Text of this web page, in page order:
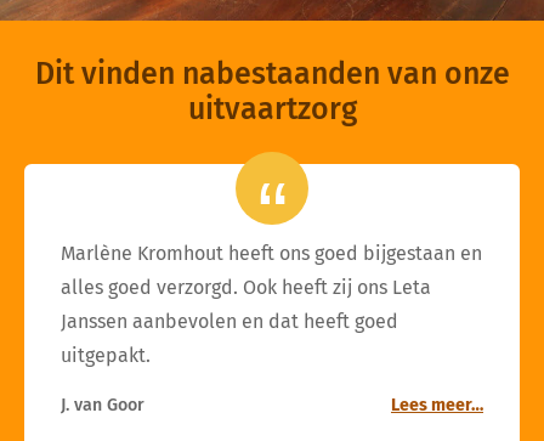
Dit vinden nabestaanden van onze
uitvaartzorg
Marlène Kromhout heeft ons goed bijgestaan en
alles goed verzorgd. Ook heeft zij ons Leta
Janssen aanbevolen en dat heeft goed
uitgepakt.
J. van Goor Lees meer…